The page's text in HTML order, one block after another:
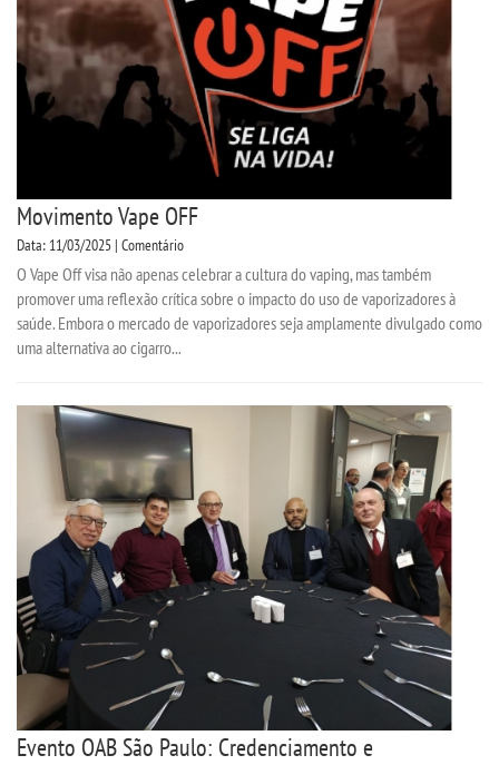
Movimento Vape OFF
Data: 11/03/2025 | Comentário
O Vape Off visa não apenas celebrar a cultura do vaping, mas também
promover uma reflexão crítica sobre o impacto do uso de vaporizadores à
saúde. Embora o mercado de vaporizadores seja amplamente divulgado como
uma alternativa ao cigarro...
Evento OAB São Paulo: Credenciamento e